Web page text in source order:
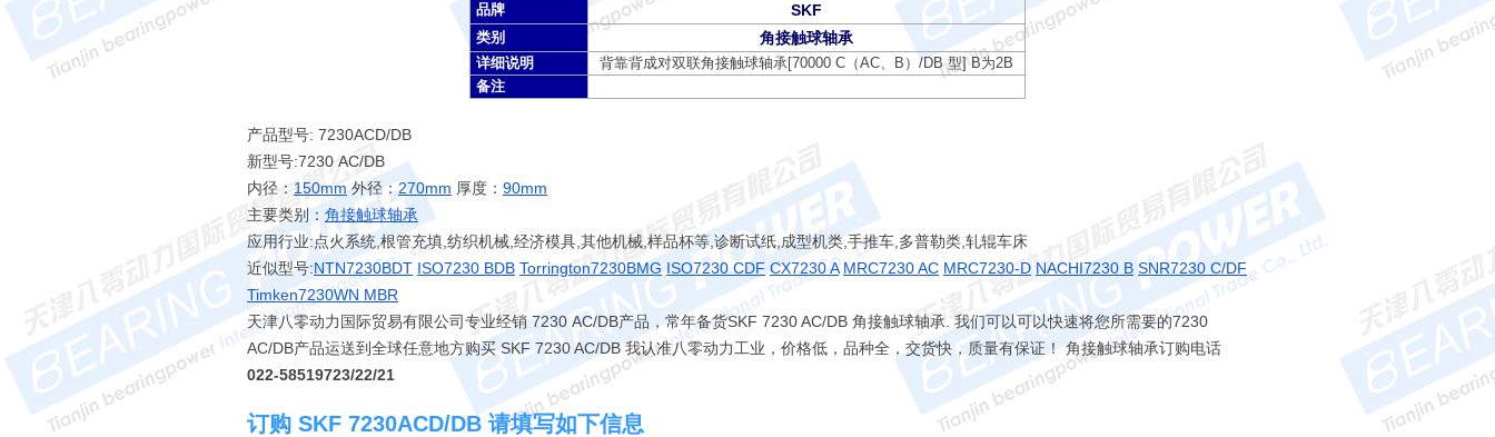
品牌
SKF
类别 角接触球轴承
详细说明
背靠背成对双联角接触球轴承[70000 C（AC、B）/DB 型] B为2B
备注
产品型号: 7230ACD/DB
新型号:7230 AC/DB
内径： 150mm外径：270mm 厚度： 90mm
主要类别： 角接触球轴承
应用行业:点火系统,根管充填,纺织机械,经济模具,其他机械,样品杯等,诊断试纸,成型机类,手推车,多普勒类,轧辊车床
近似型号:NTN7230BDT ISO7230 BDB Torrington7230BMG ISO7230 CDF CX7230 A MRC7230 AC MRC7230-D NACHI7230 B SNR7230 C/DF
Timken7230WN MBR
天津八零动力国际贸易有限公司专业经销 7230 AC/DB产品，常年备货SKF 7230 AC/DB 角接触球轴承. 我们可以可以快速将您所需要的7230
AC/DB产品运送到全球任意地方购买 SKF 7230 AC/DB 我认准八零动力工业，价格低，品种全，交货快，质量有保证！ 角接触球轴承订购电话
022-58519723/22/21
订购 SKF 7230ACD/DB 请填写如下信息